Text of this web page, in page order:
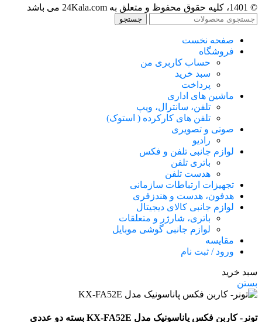
© 1401، کلیه حقوق محفوظ و متعلق به 24Kala.com می باشد
جستجو
صفحه نخست
فروشگاه
حساب کاربری من
سبد خرید
پرداخت
ماشین های اداری
تلفن، سانترال، ویپ
تلفن های کارکرده ( استوک)
صوتی و تصویری
رادیو
لوازم جانبی تلفن و فکس
باتری تلفن
هدست تلفن
تجهیزات ارتباطات سازمانی
هدفون، هدست و هندزفری
لوازم جانبی کالای دیجیتال
باتری، شارژر و متعلقات
لوازم جانبی گوشی موبایل
مقایسه
ورود / ثبت نام
سبد خرید
بستن
تونر- کاربن فکس پاناسونیک مدل KX-FA52E بسته دو عددی